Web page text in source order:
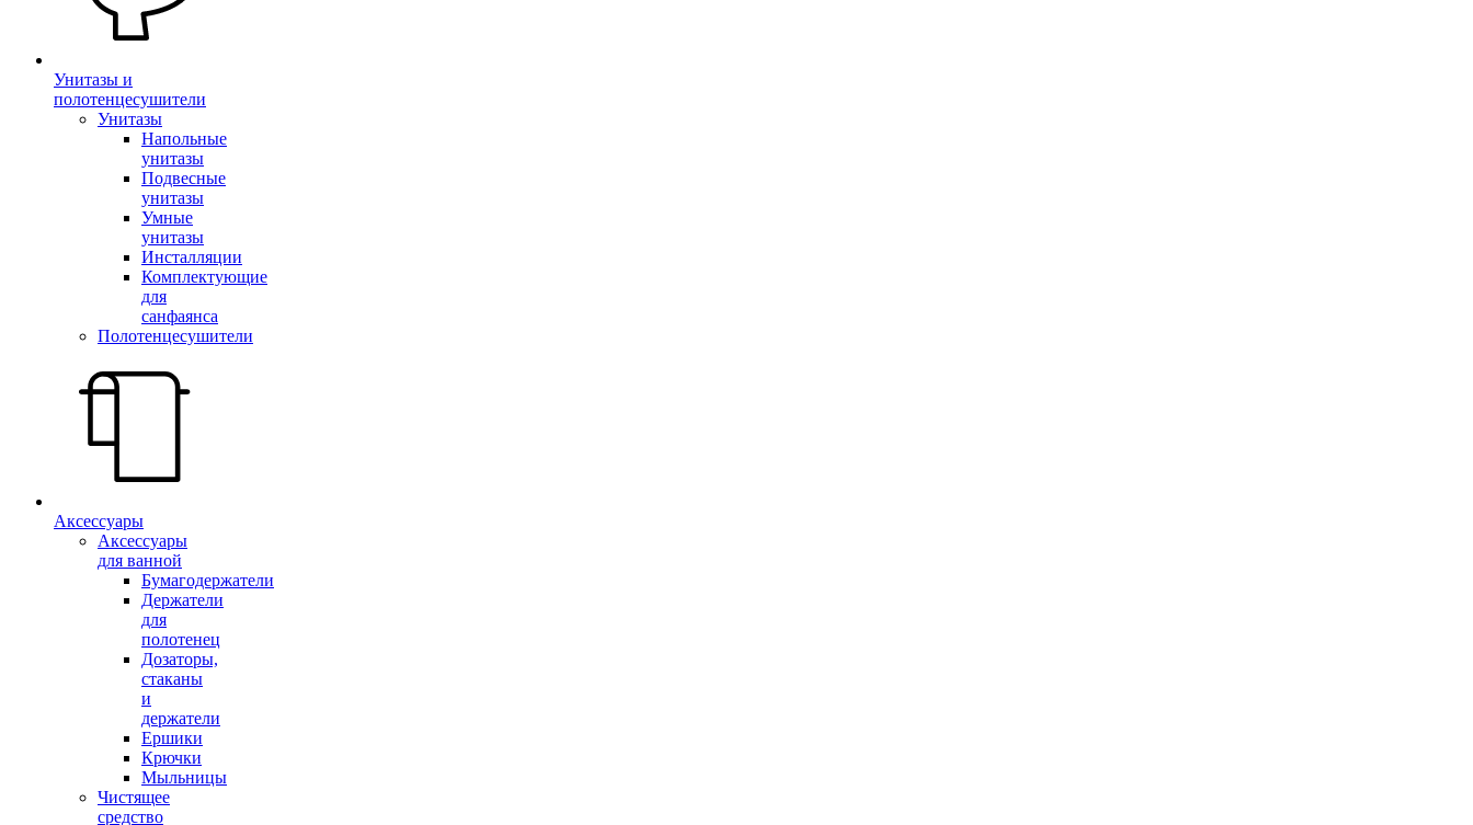
Унитазы и
полотенцесушители
Унитазы
Напольные
унитазы
Подвесные
унитазы
Умные
унитазы
Инсталляции
Комплектующие
для
санфаянса
Полотенцесушители
Аксессуары
Аксессуары
для ванной
Бумагодержатели
Держатели
для
полотенец
Дозаторы,
стаканы
и
держатели
Ершики
Крючки
Мыльницы
Чистящее
средство